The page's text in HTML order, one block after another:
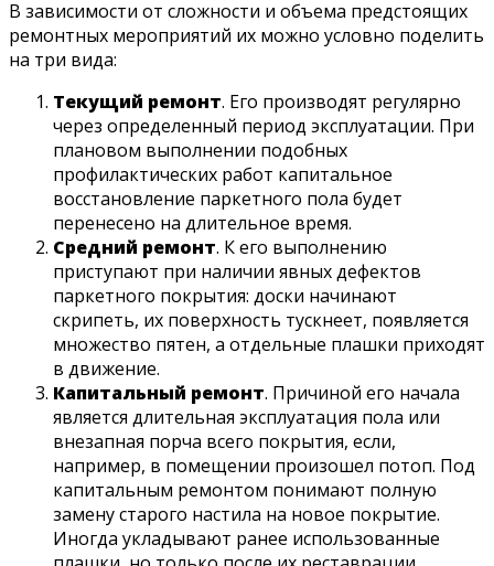
В зависимости от сложности и объема предстоящих
ремонтных мероприятий их можно условно поделить
на три вида:
Текущий ремонт. Его производят регулярно
через определенный период эксплуатации. При
плановом выполнении подобных
профилактических работ капитальное
восстановление паркетного пола будет
перенесено на длительное время.
Средний ремонт. К его выполнению
приступают при наличии явных дефектов
паркетного покрытия: доски начинают
скрипеть, их поверхность тускнеет, появляется
множество пятен, а отдельные плашки приходят
в движение.
Капитальный ремонт. Причиной его начала
является длительная эксплуатация пола или
внезапная порча всего покрытия, если,
например, в помещении произошел потоп. Под
капитальным ремонтом понимают полную
замену старого настила на новое покрытие.
Иногда укладывают ранее использованные